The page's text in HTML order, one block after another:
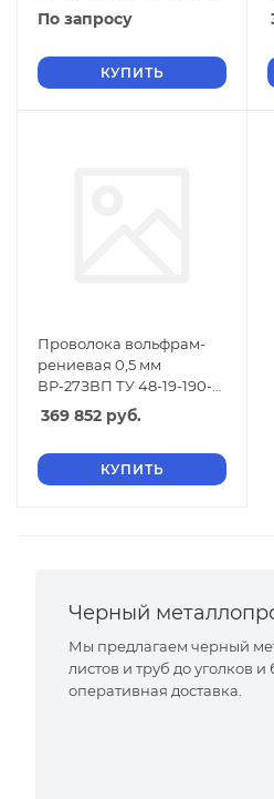
82
По запросу
КУПИТЬ
Проволока вольфрам-
рениевая 0,5 мм
ВР-27ЗВП ТУ 48-19-190-
82
369 852 руб.
КУПИТЬ
Черный
Мы предлагаем черный
листов и труб до уголков и
оперативная доставка.